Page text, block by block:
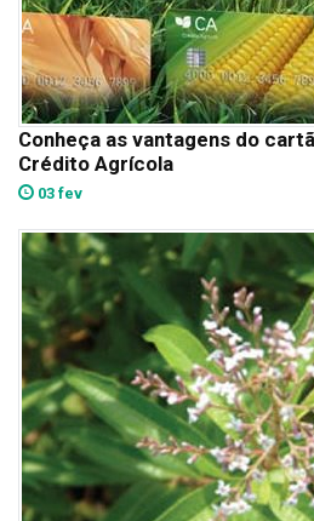
Conheça as vantagens do
Crédito Agrícola
03 fev